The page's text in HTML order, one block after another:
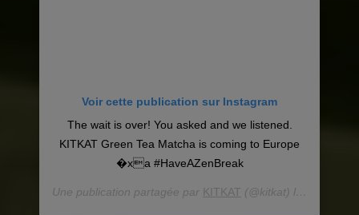
Voir cette publication sur Instagram
The wait is over! You asked and we listened.
KITKAT Green Tea Matcha is coming to Europe
�xa #HaveAZenBreak
Une publication partagée par KITKAT (@kitkat) le